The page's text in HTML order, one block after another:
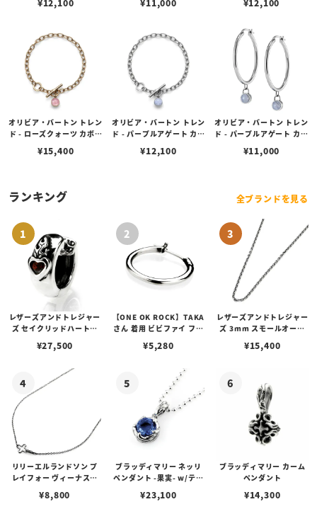
トーン ネックレス
¥12,100
トーン バングル
¥11,000
ムストーン バングル
¥12,100
オリビア・バートン トレン
ド - ローズクォーツ カボシ
ムストーン トグル ブレス
¥15,400
オリビア・バートン トレン
ド - パープルアゲート カボ
トーン トグル ブレスレッ
¥12,100
オリビア・バートン トレン
ド - パープルアゲート カボ
トーン フープ ピアス
¥11,000
ランキング 全ブランドを見る
レザーズアンドトレジャー
ズ セイクリッドハートピ
¥27,500
【ONE OK ROCK】TAKA
さん 着用 ビビファイ フー
¥5,280
レザーズアンドトレジャー
ズ 3mm スモールオーバ
ブスタークラスプ＆LTロ
¥15,400
リリーエルランドソン プ
レイフォー ヴィーナスチ
¥8,800
ブラッディマリー ネッリ
ペンダント -果実- w/ティ
¥23,100
ブラッディマリー カーム
ペンダント
¥14,300